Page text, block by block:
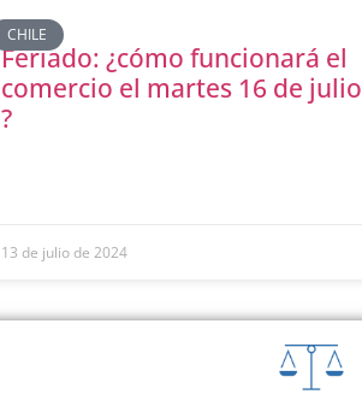
CHILE
Feriado: ¿cómo funcionará el
comercio el martes 16 de julio
?
13 de julio de 2024